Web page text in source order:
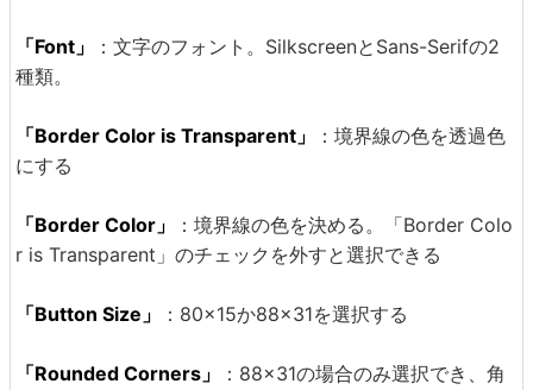
「Font」
：文字のフォント。SilkscreenとSans-Serifの2
種類。
「Border Color is Transparent」
：境界線の色を透過色
にする
「Border Color」
：境界線の色を決める。「Border Colo
r is Transparent」のチェックを外すと選択できる
「Button Size」 ：80×15か88×31を選択する
「Rounded Corners」
：88×31の場合のみ選択でき、角